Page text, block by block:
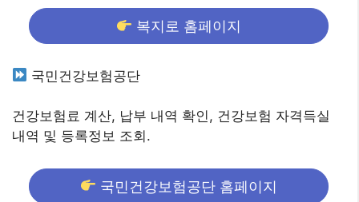
복지로 홈페이지
국민건강보험공단
건강보험료 계산, 납부 내역 확인, 건강보험 자격득실
내역 및 등록정보 조회.
국민건강보험공단 홈페이지